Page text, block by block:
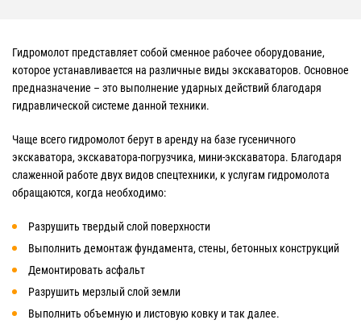
Гидромолот представляет собой сменное рабочее оборудование,
которое устанавливается на различные виды экскаваторов. Основное
предназначение – это выполнение ударных действий благодаря
гидравлической системе данной техники.
Чаще всего гидромолот берут в аренду на базе гусеничного
экскаватора, экскаватора-погрузчика, мини-экскаватора. Благодаря
слаженной работе двух видов спецтехники, к услугам гидромолота
обращаются, когда необходимо:
Разрушить твердый слой поверхности
Выполнить демонтаж фундамента, стены, бетонных конструкций
Демонтировать асфальт
Разрушить мерзлый слой земли
Выполнить объемную и листовую ковку и так далее.